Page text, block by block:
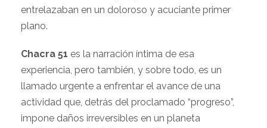
entrelazaban en un doloroso y acuciante primer
plano.
Chacra 51 es la narración íntima de esa
experiencia, pero también, y sobre todo, es un
llamado urgente a enfrentar el avance de una
actividad que, detrás del proclamado “progreso”,
impone daños irreversibles en un planeta